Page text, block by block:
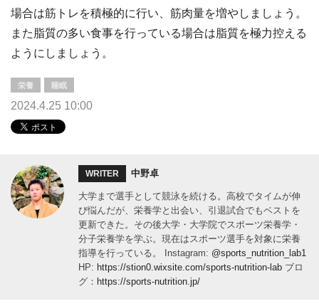
場合は筋トレを積極的に行い、筋肉量を増やしましょう。
また脂質の多い食事を行っている場合は脂質を極力控える
ようにしましょう。
栄養 睡眠
2024.4.25 10:00
WRITER 中野卓
大学まで選手として競泳を続ける。高校でタイムが伸
び悩んだが、栄養学と出会い、引退試合でもベストを
更新できた。その後大学・大学院でスポーツ栄養学・
分子栄養学を学ぶ。現在はスポーツ選手を対象に栄養
指導を行っている。 Instagram: @sports_nutrition_lab1
HP: https://stion0.wixsite.com/sports-nutrition-lab ブロ
グ： https://sports-nutrition.jp/